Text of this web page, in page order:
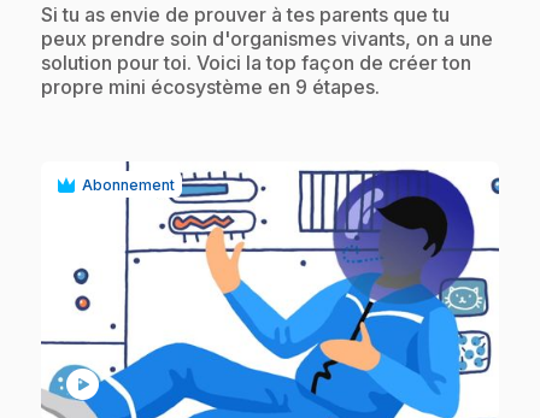
.Si tu as envie de prouver à tes parents que tu
peux prendre soin d'organismes vivants, on a une
solution pour toi. Voici la top façon de créer ton
propre mini écosystème en 9 étapes.
Abonnement
play_circle